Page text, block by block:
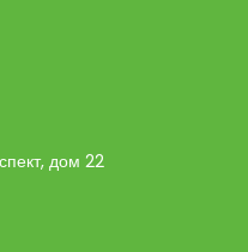
дом 22